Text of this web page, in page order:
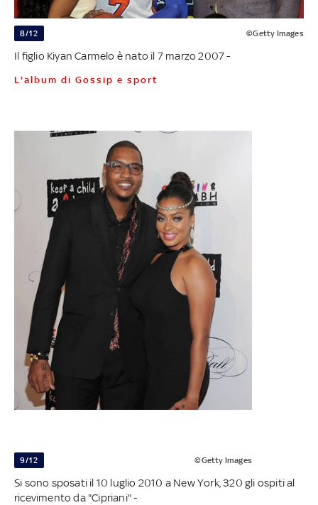
8/12 ©Getty Images
Il figlio Kiyan Carmelo è nato il 7 marzo 2007 -
L'album di Gossip e sport
9/12 ©Getty Images
Si sono sposati il 10 luglio 2010 a New York, 320 gli ospiti al
ricevimento da "Cipriani" -